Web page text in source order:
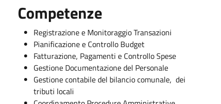
Competenze
Registrazione e Monitoraggio Transazioni
Pianificazione e Controllo Budget
Fatturazione, Pagamenti e Controllo Spese
Gestione Documentazione del Personale
Gestione contabile del bilancio comunale, dei
tributi locali